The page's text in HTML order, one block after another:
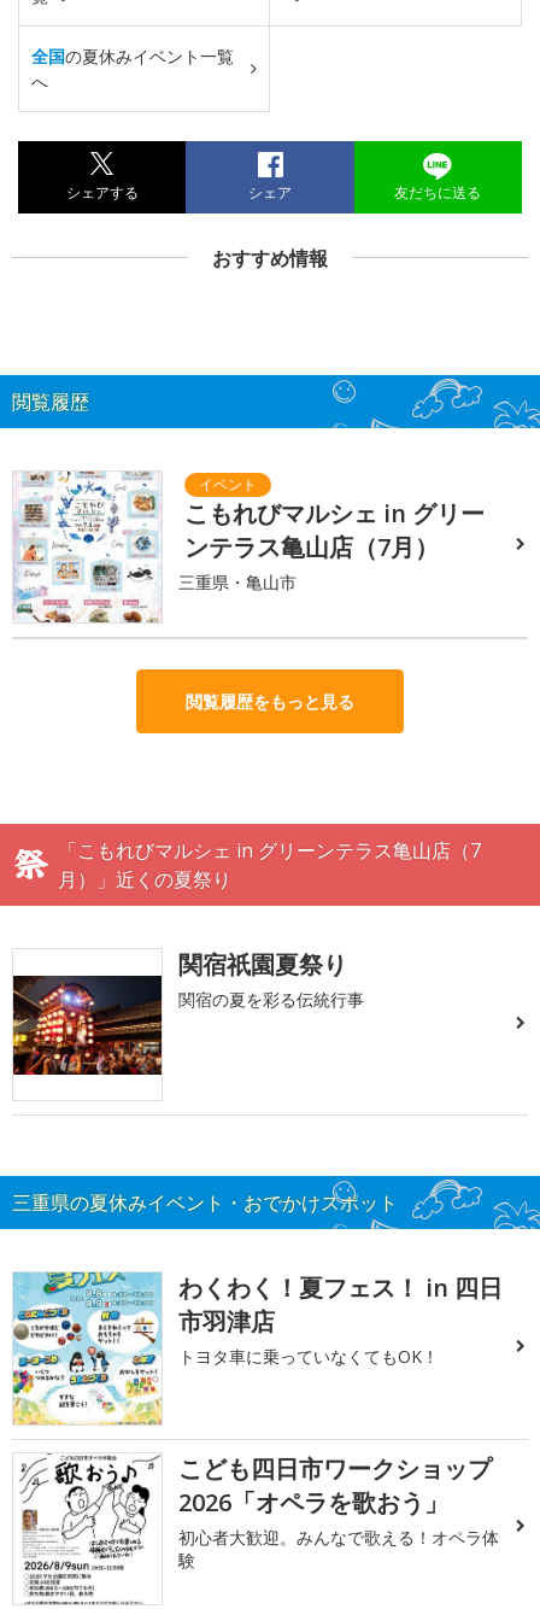
全国の夏休みイベント一覧
へ
シェアする シェア 友だちに送る
おすすめ情報
閲覧履歴
こもれびマルシェ in グリー
ンテラス亀山店（7月）
三重県・亀山市
閲覧履歴をもっと見る
「こもれびマルシェ in グリーンテラス亀山店（7
月）」近くの夏祭り
関宿祇園夏祭り
関宿の夏を彩る伝統行事
三重県の夏休みイベント・おでかけスポット
わくわく！夏フェス！ in 四日
市羽津店
トヨタ車に乗っていなくてもOK！
こども四日市ワークショップ
2026「オペラを歌おう」
初心者大歓迎。みんなで歌える！オペラ体
験